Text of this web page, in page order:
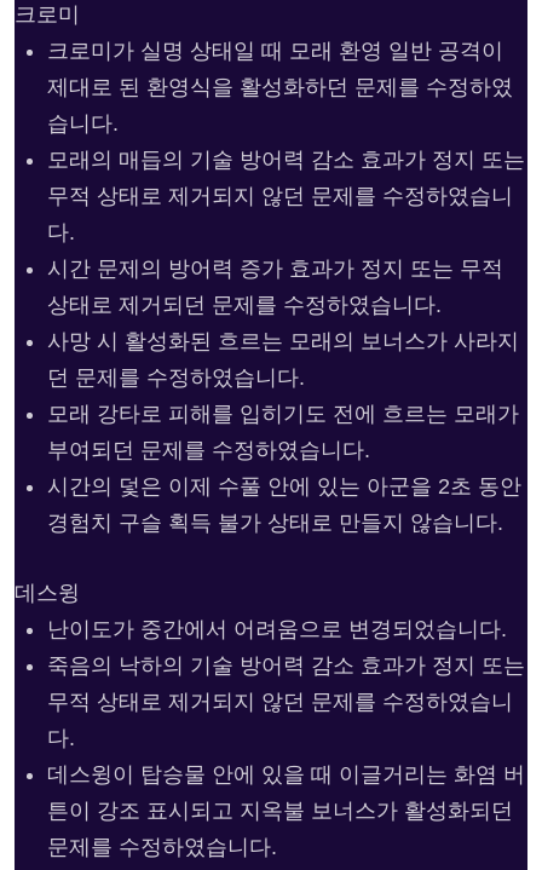
크로미
크로미가 실명 상태일 때 모래 환영 일반 공격이
제대로 된 환영식을 활성화하던 문제를 수정하였
습니다.
모래의 매듭의 기술 방어력 감소 효과가 정지 또는
무적 상태로 제거되지 않던 문제를 수정하였습니
다.
시간 문제의 방어력 증가 효과가 정지 또는 무적
상태로 제거되던 문제를 수정하였습니다.
사망 시 활성화된 흐르는 모래의 보너스가 사라지
던 문제를 수정하였습니다.
모래 강타로 피해를 입히기도 전에 흐르는 모래가
부여되던 문제를 수정하였습니다.
시간의 덫은 이제 수풀 안에 있는 아군을 2초 동안
경험치 구슬 획득 불가 상태로 만들지 않습니다.
데스윙
난이도가 중간에서 어려움으로 변경되었습니다.
죽음의 낙하의 기술 방어력 감소 효과가 정지 또는
무적 상태로 제거되지 않던 문제를 수정하였습니
다.
데스윙이 탑승물 안에 있을 때 이글거리는 화염 버
튼이 강조 표시되고 지옥불 보너스가 활성화되던
문제를 수정하였습니다.